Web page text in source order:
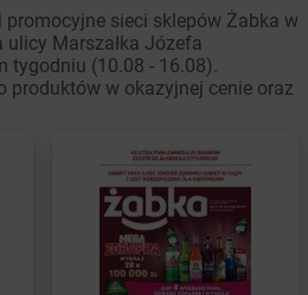
sieci sklepów Żabka w
Marszałka Józefa
tygodniu (10.08 - 16.08).
produktów w okazyjnej cenie oraz